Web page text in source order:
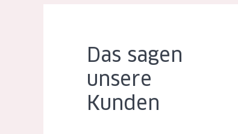
Das sagen
unsere
Kunden